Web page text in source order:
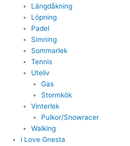
Längdåkning
Löpning
Padel
Simning
Sommarlek
Tennis
Uteliv
Gas
Stormkök
Vinterlek
Pulkor/Snowracer
Walking
i Love Gnesta